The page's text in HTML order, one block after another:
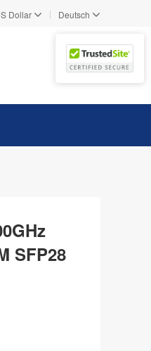
Dollar | Deutsch
SFP28